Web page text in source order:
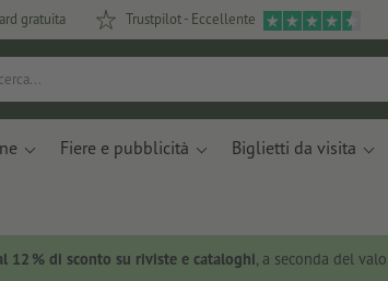
gratuita Trustpilot - Eccellente
Fiere e pubblicità Biglietti da visita
12 % di sconto su riviste e cataloghi, a seconda del